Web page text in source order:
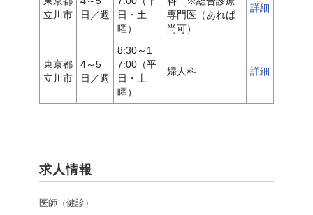
立川市
日／週
日・土
曜）
専門医（あれば
尚可）
詳細
東京都
立川市
4～5
日／週
8:30～1
7:00（平
日・土
曜）
婦人科 詳細
求人情報
医師（健診）